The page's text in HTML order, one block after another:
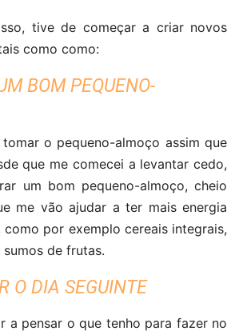
tive de começar a criar novos
como como:
BOM PEQUENO-
o pequeno-almoço assim que
que me comecei a levantar cedo,
um bom pequeno-almoço, cheio
me vão ajudar a ter mais energia
por exemplo cereais integrais,
de frutas.
O DIA SEGUINTE
a pensar o que tenho para fazer no